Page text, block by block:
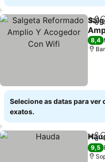
Wifi
8,4
Selecione as datas para ver
exatos.
9,5